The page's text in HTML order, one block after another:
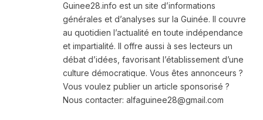
Guinee28.info est un site d’informations
générales et d’analyses sur la Guinée. Il couvre
au quotidien l’actualité en toute indépendance
et impartialité. Il offre aussi à ses lecteurs un
débat d’idées, favorisant l’établissement d’une
culture démocratique. Vous êtes annonceurs ?
Vous voulez publier un article sponsorisé ?
Nous contacter: alfaguinee28@gmail.com